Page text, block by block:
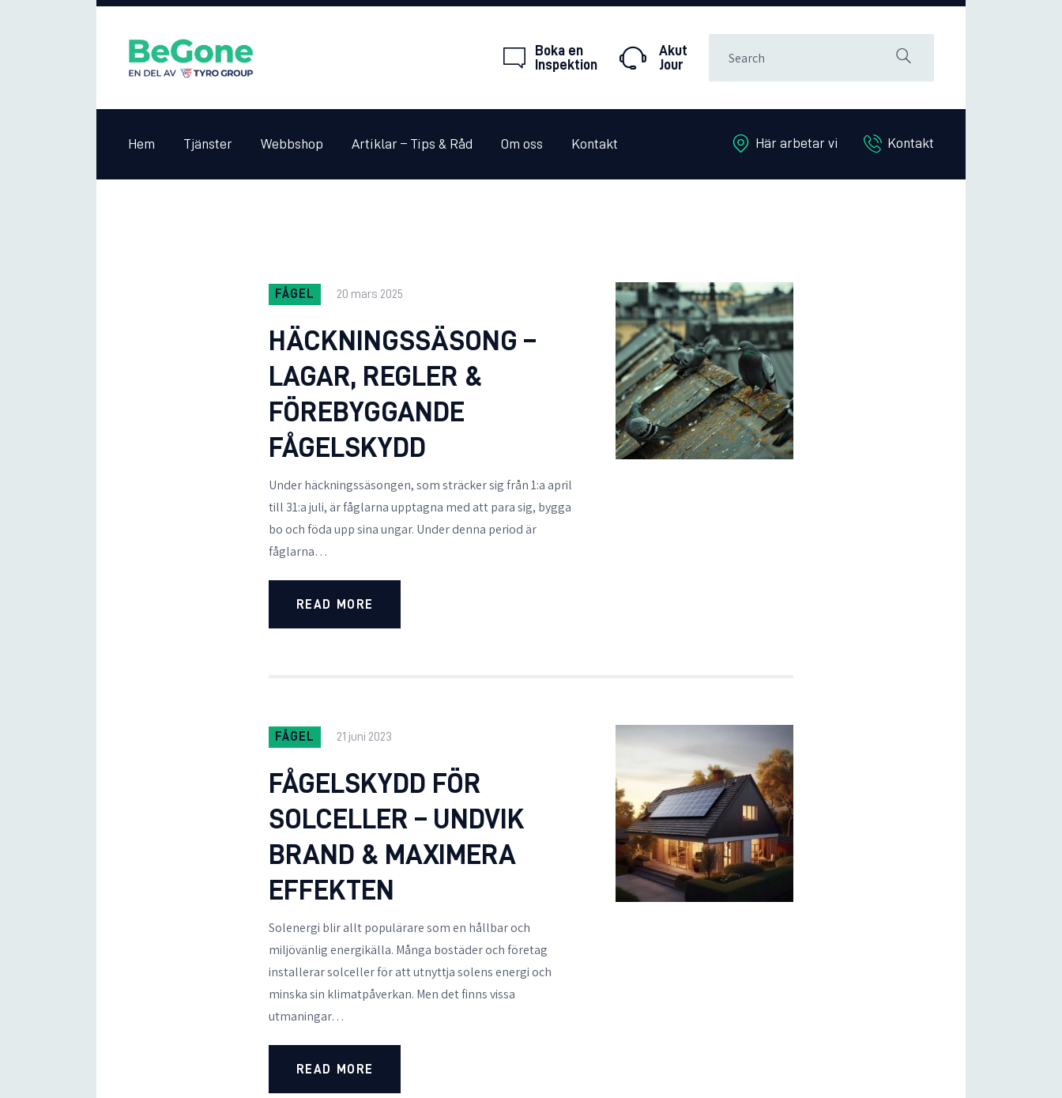
Boka en
Inspektion
Akut
Jour
Hem Tjänster Webbshop Artiklar – Tips & Råd Om oss Kontakt Här arbetar vi Kontakt
TIPS & RÅD
OM OSS
FÅGEL 20 mars 2025
HÄCKNINGSSÄSONG –
LAGAR, REGLER &
FÖREBYGGANDE
FÅGELSKYDD
Under häckningssäsongen, som sträcker sig från 1:a april
till 31:a juli, är fåglarna upptagna med att para sig, bygga
bo och föda upp sina ungar. Under denna period är
fåglarna…
READ MORE
FÅGEL 21 juni 2023
FÅGELSKYDD FÖR
SOLCELLER – UNDVIK
BRAND & MAXIMERA
EFFEKTEN
Solenergi blir allt populärare som en hållbar och
miljövänlig energikälla. Många bostäder och företag
installerar solceller för att utnyttja solens energi och
minska sin klimatpåverkan. Men det finns vissa
utmaningar…
READ MORE